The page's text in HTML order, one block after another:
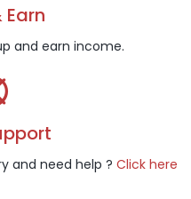
Earn
and earn income.
and need help ? Click here